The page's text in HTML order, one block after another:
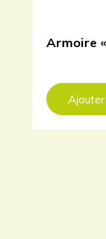
Armoire